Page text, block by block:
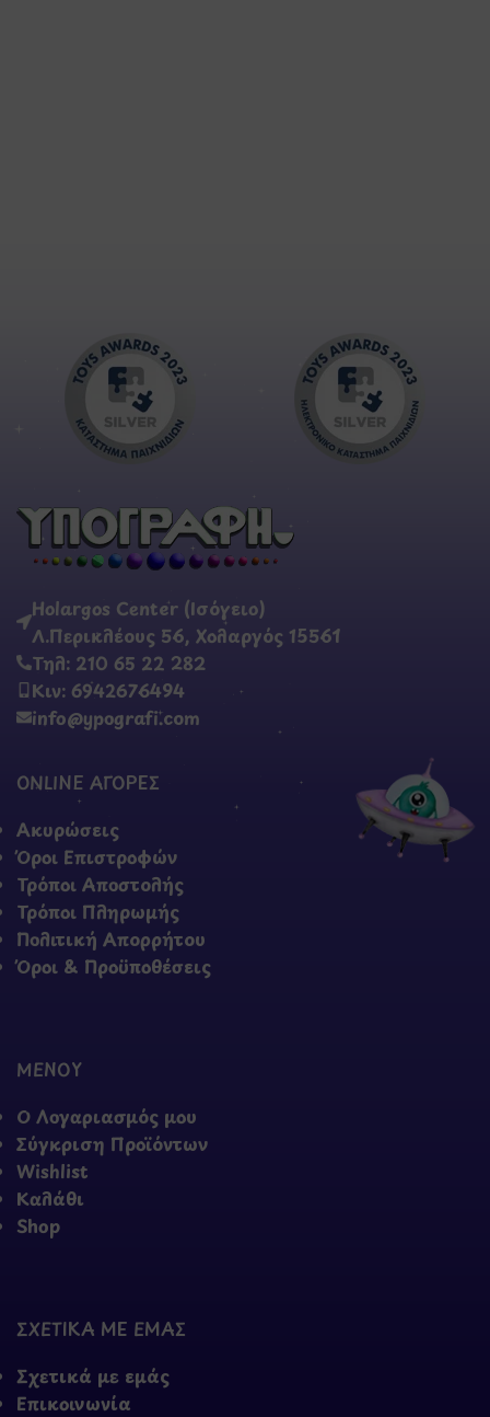
Holargos Center (Ισόγειο)
Λ.Περικλέους 56, Χολαργός 15561
Τηλ: 210 65 22 282
Κιν: 6942676494
info@ypografi.com
ONLINE ΑΓΟΡΕΣ
Ακυρώσεις
Όροι Επιστροφών
Τρόποι Αποστολής
Τρόποι Πληρωμής
Πολιτική Απορρήτου
Όροι & Προϋποθέσεις
ΜΕΝΟΥ
Ο Λογαριασμός μου
Σύγκριση Προϊόντων
Wishlist
Καλάθι
Shop
ΣΧΕΤΙΚΑ ΜΕ ΕΜΑΣ
Σχετικά με εμάς
Επικοινωνία